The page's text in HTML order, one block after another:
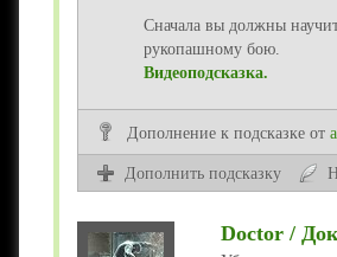
Сначала вы должны
рукопашному бою.
Видеоподсказка.
Дополнение к подсказке от
Дополнить подсказку
Doctor /